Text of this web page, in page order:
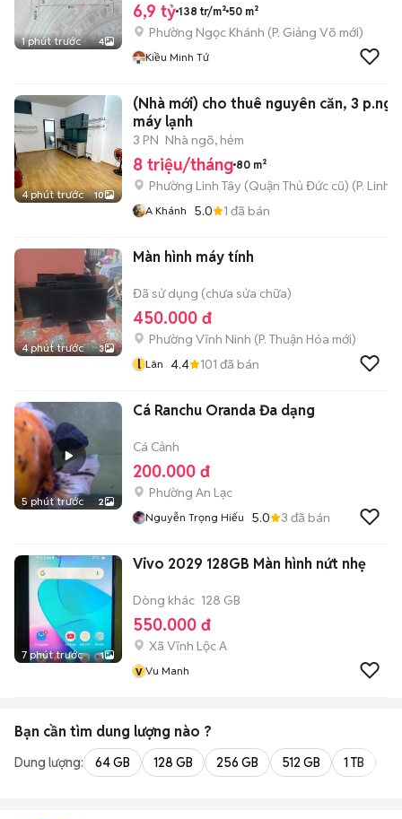
1 phút trước 4
6,9 tỷ 138 tr/m² 50 m²
Phường Ngọc Khánh (P. Giảng Võ mới)
Kiều Minh Tứ
4 phút trước 10
(Nhà mới) cho thuê nguyên căn, 3
máy lạnh
3 PN Nhà ngõ, hẻm
8 triệu/tháng 80 m²
Phường Linh Tây (Quận Thủ Đức cũ) (P. Linh
A Khánh 5.0 1 đã bán
4 phút trước 3
Màn hình máy tính
Đã sử dụng (chưa sửa chữa)
450.000 đ
Phường Vĩnh Ninh (P. Thuận Hóa mới)
l Lân 4.4 101 đã bán
5 phút trước 2
Cá Ranchu Oranda Đa dạng
Cá Cảnh
200.000 đ
Phường An Lạc
Nguyễn Trọng Hiếu 5.0 3 đã bán
7 phút trước 1
Vivo 2029 128GB Màn hình nứt nhẹ
Dòng khác 128 GB
550.000 đ
Xã Vĩnh Lộc A
v Vu Manh
Bạn cần tìm dung lượng nào ?
Dung lượng: 64 GB 128 GB 256 GB 512 GB 1 TB